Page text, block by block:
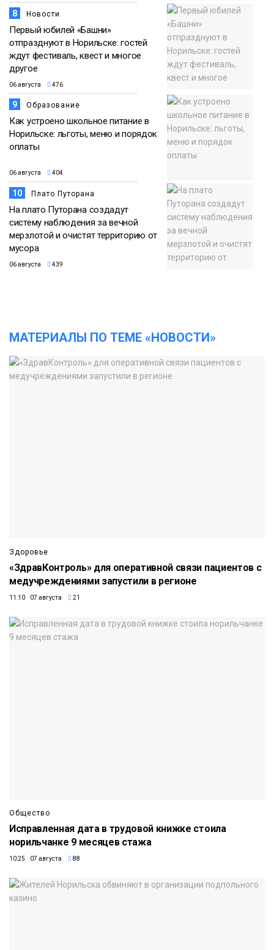
8 Новости
Первый юбилей «Башни»
отпразднуют в Норильске: гостей
ждут фестиваль, квест и многое
другое
06 августа 476
9 Образование
Как устроено школьное питание в
Норильске: льготы, меню и порядок
оплаты
06 августа 404
10 Плато Путорана
На плато Путорана создадут
систему наблюдения за вечной
мерзлотой и очистят территорию от
мусора
06 августа 439
МАТЕРИАЛЫ ПО ТЕМЕ «НОВОСТИ»
Здоровье
«ЗдравКонтроль» для оперативной связи пациентов с
медучреждениями запустили в регионе
11:10 07 августа 21
Общество
Исправленная дата в трудовой книжке стоила
норильчанке 9 месяцев стажа
10:25 07 августа 88